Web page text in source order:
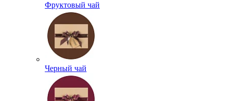
Фруктовый чай
Черный чай